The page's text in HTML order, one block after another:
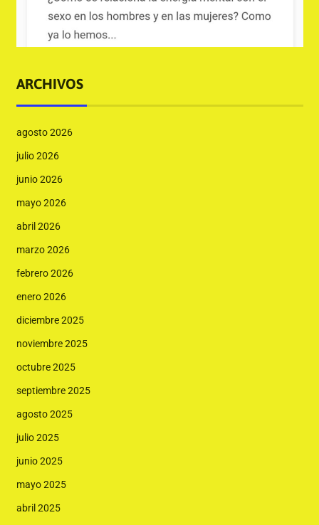
ARCHIVOS
agosto 2026
julio 2026
junio 2026
mayo 2026
abril 2026
marzo 2026
febrero 2026
enero 2026
diciembre 2025
noviembre 2025
octubre 2025
septiembre 2025
agosto 2025
julio 2025
junio 2025
mayo 2025
abril 2025